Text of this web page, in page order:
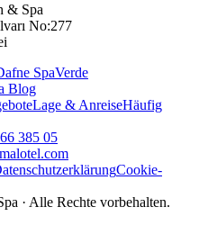
& Spa
No:277
SpaVerde
Blog
Lage & AnreiseHäufig
385 05
Cookie-
· Alle Rechte vorbehalten.